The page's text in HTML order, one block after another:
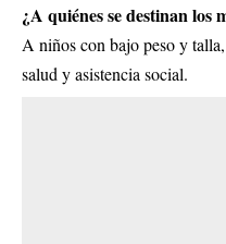
¿A quiénes se destinan los
A niños con bajo peso y
salud y asistencia social.